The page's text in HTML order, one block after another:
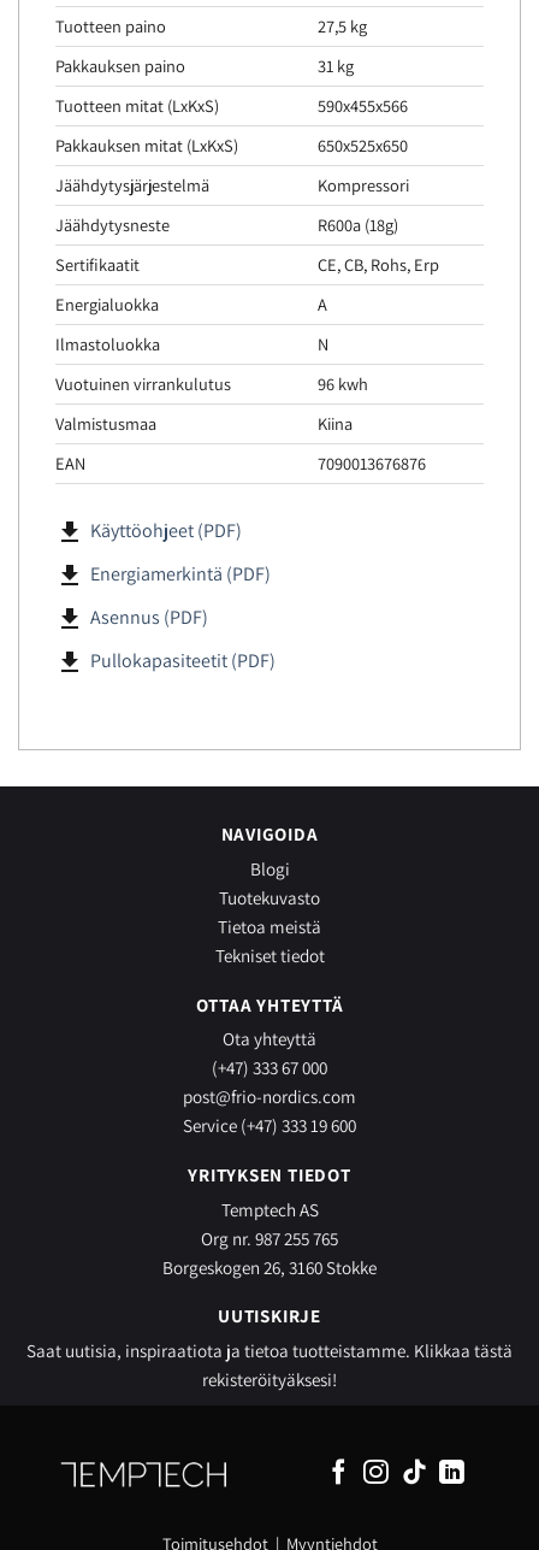
Tuotteen paino
27,5 kg
Pakkauksen paino
31 kg
Tuotteen mitat (LxKxS)
590x455x566
Pakkauksen mitat (LxKxS)
650x525x650
Jäähdytysjärjestelmä
Kompressori
Jäähdytysneste
R600a (18g)
Sertifikaatit
CE, CB, Rohs, Erp
Energialuokka
A
Ilmastoluokka
N
Vuotuinen virrankulutus
96 kwh
Valmistusmaa
Kiina
EAN
7090013676876
file_download Käyttöohjeet (PDF)
file_download Energiamerkintä (PDF)
file_download Asennus (PDF)
file_download Pullokapasiteetit (PDF)
NAVIGOIDA
Blogi
Tuotekuvasto
Tietoa meistä
Tekniset tiedot
OTTAA YHTEYTTÄ
Ota yhteyttä
(+47) 333 67 000
post@frio-nordics.com
Service (+47) 333 19 600
YRITYKSEN TIEDOT
Temptech AS
Org nr. 987 255 765
Borgeskogen 26, 3160 Stokke
UUTISKIRJE
Saat uutisia, inspiraatiota ja tietoa tuotteistamme. Klikkaa tästä
rekisteröityäksesi!
Toimitusehdot| Myyntiehdot